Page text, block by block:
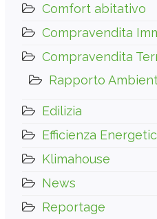
Comfort abitativo
Compravendita
Compravendita
Rapporto
Edilizia
Efficienza
Klimahouse
News
Reportage